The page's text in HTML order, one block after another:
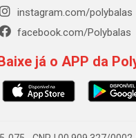
instagram.com/polybalas
facebook.com/Polybalas
já o APP da